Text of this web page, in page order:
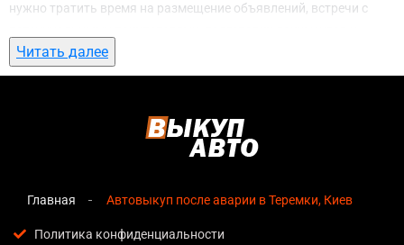
нужно тратить время на размещение объявлений, встречи с
ожидание. С нами вы можете
Теремки, Киеввсего за 1 день.
автовыкуп после аварии в Теремки, Киев
озвучивается сразу после обращения, без скрытых
Прозрачные условия— все этапы сделки полностью
Читать далее
Главная Автовыкуп после аварии в Теремки, Киев
Политика конфиденциальности